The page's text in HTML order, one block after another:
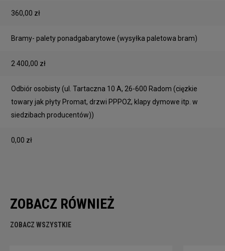
360,00 zł
Bramy- palety ponadgabarytowe (wysyłka paletowa bram)
2 400,00 zł
Odbiór osobisty(ul. Tartaczna 10 A, 26-600 Radom (cięzkie
towary jak płyty Promat, drzwi PPPOŻ, klapy dymowe itp. w
siedzibach producentów))
0,00 zł
ZOBACZ RÓWNIEŻ
ZOBACZ WSZYSTKIE